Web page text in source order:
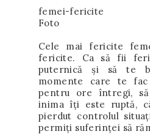
femei-fericite
Foto
Cele mai fericite
fericite. Ca să fii
puternică și să te
momente care te
pentru ore întregi,
inima îți este ruptă,
pierdut controlul
permiți suferinței să